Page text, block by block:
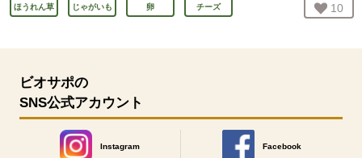
ほうれん草 じゃがいも 卵 チーズ お気
10
ビオサポの
SNS公式アカウント
Instagram
別のウィンドウで開きます。
Facebook
別のウィンドウで開きます